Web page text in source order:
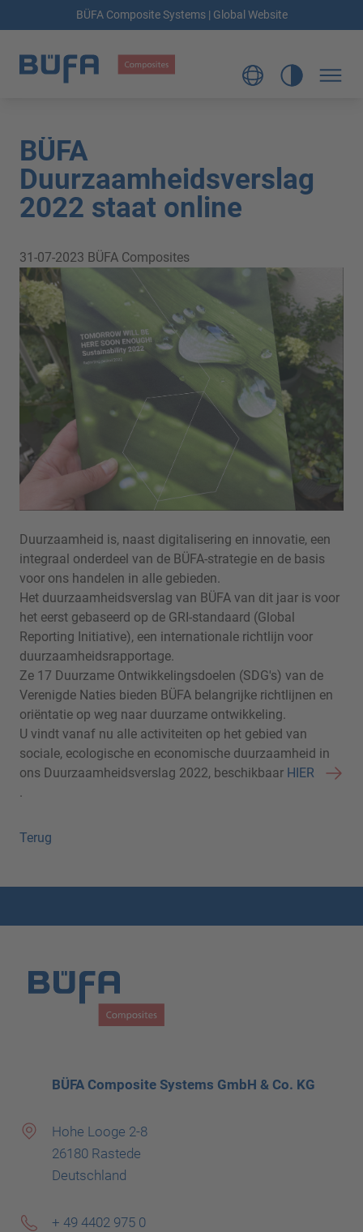
BÜFA Composite Systems | Global Website
BÜFA
Duurzaamheidsverslag
2022 staat online
31-07-2023 BÜFA Composites
Duurzaamheid is, naast digitalisering en innovatie, een
integraal onderdeel van de BÜFA-strategie en de basis
voor ons handelen in alle gebieden.
Het duurzaamheidsverslag van BÜFA van dit jaar is voor
het eerst gebaseerd op de GRI-standaard (Global
Reporting Initiative), een internationale richtlijn voor
duurzaamheidsrapportage.
Ze 17 Duurzame Ontwikkelingsdoelen (SDG's) van de
Verenigde Naties bieden BÜFA belangrijke richtlijnen en
oriëntatie op weg naar duurzame ontwikkeling.
U vindt vanaf nu alle activiteiten op het gebied van
sociale, ecologische en economische duurzaamheid in
ons Duurzaamheidsverslag 2022, beschikbaar HIER
.
Terug
BÜFA Composite Systems GmbH & Co. KG
Hohe Looge 2-8
26180 Rastede
Deutschland
+ 49 4402 975 0